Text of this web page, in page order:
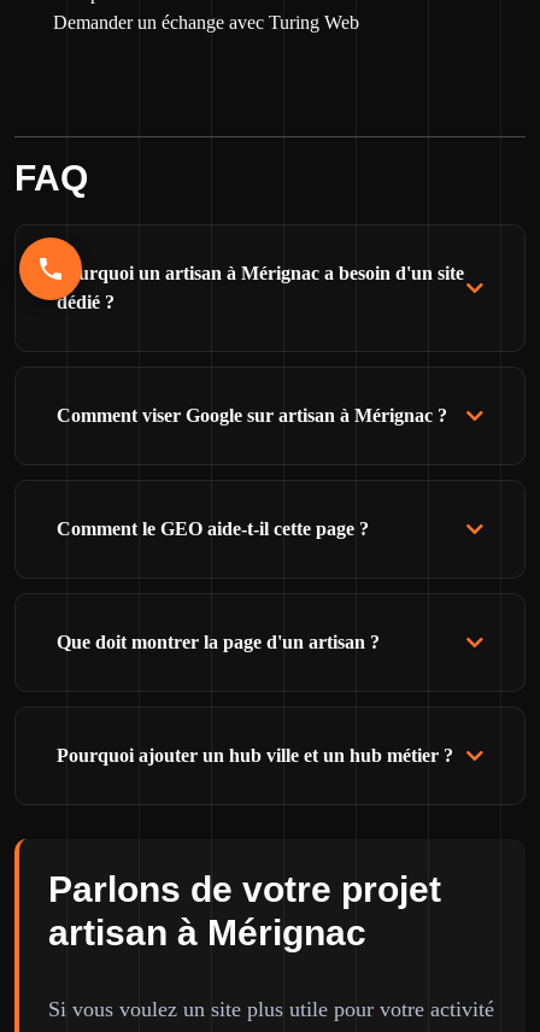
Demander un échange avec Turing Web
FAQ
Pourquoi un artisan à Mérignac a besoin d'un site
dédié ?
Comment viser Google sur artisan à Mérignac ?
Comment le GEO aide-t-il cette page ?
Que doit montrer la page d'un artisan ?
Pourquoi ajouter un hub ville et un hub métier ?
Parlons de votre projet
artisan à Mérignac
Si vous voulez un site plus utile pour votre activité